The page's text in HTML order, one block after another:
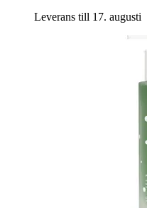
Leverans till 17. augusti